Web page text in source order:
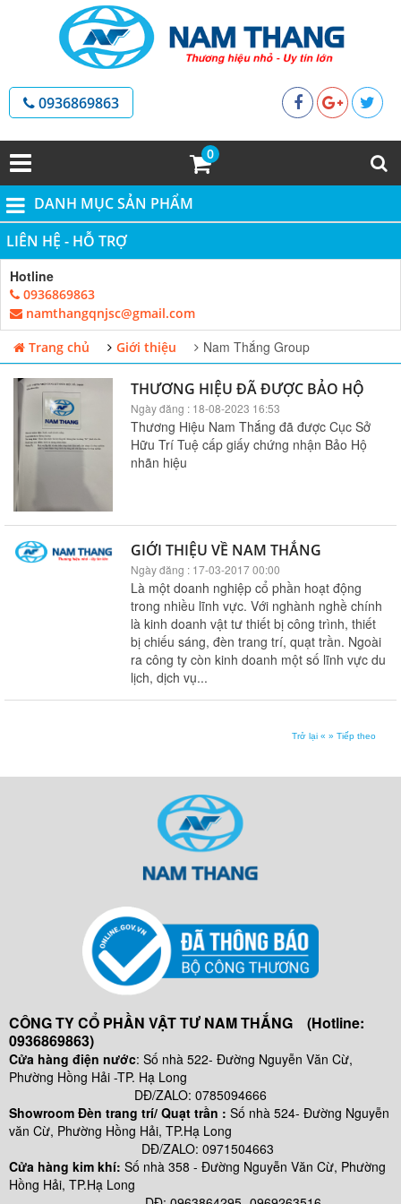
0936869863
0
DANH MỤC SẢN PHẨM
LIÊN HỆ - HỖ TRỢ
Hotline
0936869863
namthangqnjsc@gmail.com
Trang chủ
Giới thiệu Nam Thắng Group
THƯƠNG HIỆU ĐÃ ĐƯỢC BẢO HỘ
Ngày đăng : 18-08-2023 16:53
Thương Hiệu Nam Thắng đã được Cục Sở
Hữu Trí Tuệ cấp giấy chứng nhận Bảo Hộ
nhãn hiệu
GIỚI THIỆU VỀ NAM THẮNG
Ngày đăng : 17-03-2017 00:00
Là một doanh nghiệp cổ phần hoạt động
trong nhiều lĩnh vực. Với nghành nghề chính
là kinh doanh vật tư thiết bị công trình, thiết
bị chiếu sáng, đèn trang trí, quạt trần. Ngoài
ra công ty còn kinh doanh một số lĩnh vực du
lịch, dịch vụ...
Trở lại « » Tiếp theo
CÔNG TY CỔ PHẦN VẬT TƯ NAM THẮNG (Hotline:
0936869863)
Cửa hàng điện nước: Số nhà 522- Đường Nguyễn Văn Cừ,
Phường Hồng Hải -TP. Hạ Long
DĐ/ZALO: 0785094666
Showroom Đèn trang trí/ Quạt trần : Số nhà 524- Đường Nguyễn
văn Cừ, Phường Hồng Hải, TP.Hạ Long
DĐ/ZALO: 0971504663
Cửa hàng kim khí: Số nhà 358 - Đường Nguyễn Văn Cừ, Phường
Hồng Hải, TP.Hạ Long